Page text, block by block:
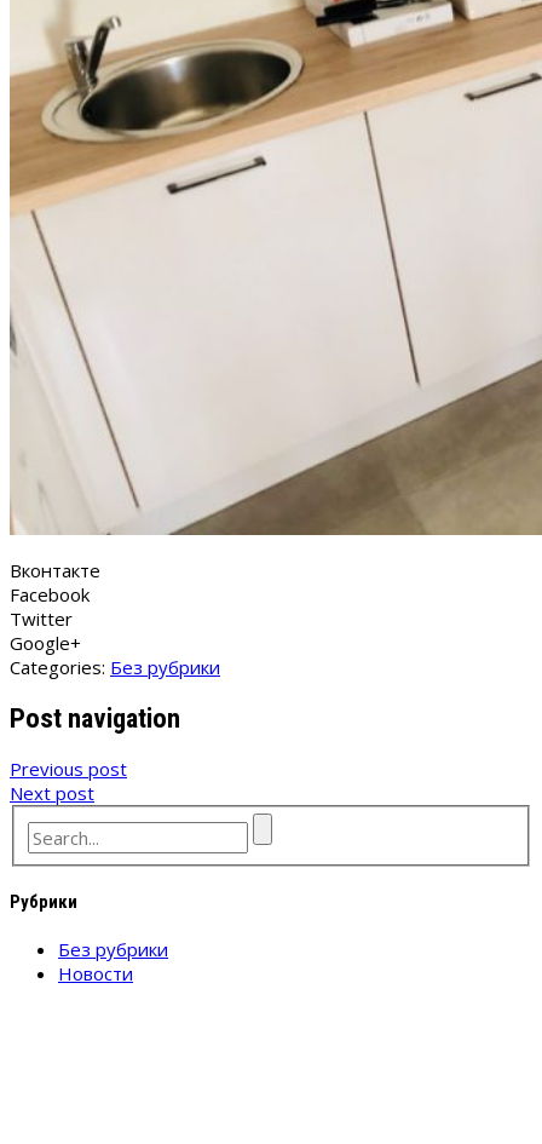
Вконтакте
Facebook
Twitter
Google+
Categories: Без рубрики
Post navigation
Previous post
Next post
Рубрики
Без рубрики
Новости